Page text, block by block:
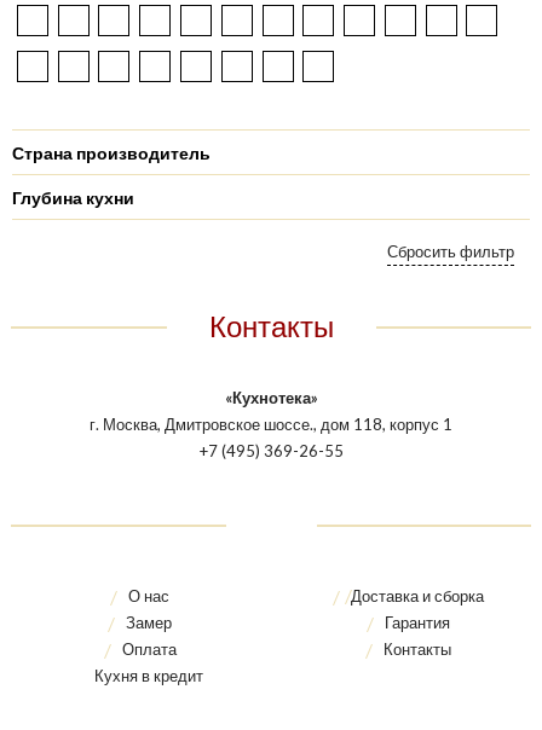
Страна производитель
Глубина кухни
Контакты
«Кухнотека»
г. Москва, Дмитровское шоссе., дом 118, корпус 1
+7 (495) 369-26-55
О нас
Замер
Оплата
Кухня в кредит
Доставка и сборка
Гарантия
Контакты